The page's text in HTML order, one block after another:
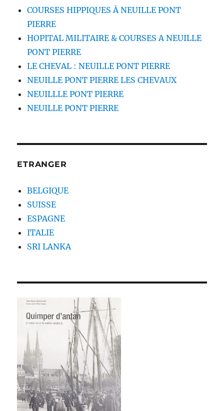
COURSES HIPPIQUES À NEUILLE PONT
PIERRE
HOPITAL MILITAIRE & COURSES A NEUILLE
PONT PIERRE
LE CHEVAL : NEUILLE PONT PIERRE
NEUILLE PONT PIERRE LES CHEVAUX
NEUILLLE PONT PIERRE
NEUILLE PONT PIERRE
ETRANGER
BELGIQUE
SUISSE
ESPAGNE
ITALIE
SRI LANKA